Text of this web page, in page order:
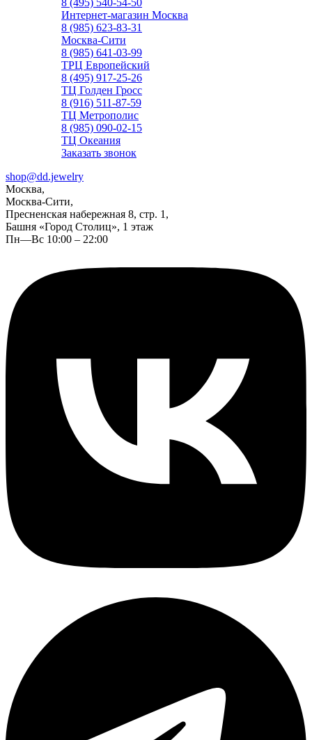
8 (495) 540-54-50
Интернет-магазин Москва
8 (985) 623-83-31
Москва-Сити
8 (985) 641-03-99
ТРЦ Европейский
8 (495) 917-25-26
ТЦ Голден Гросс
8 (916) 511-87-59
ТЦ Метрополис
8 (985) 090-02-15
ТЦ Океания
Заказать звонок
shop@dd.jewelry
Москва,
Москва-Сити,
Пресненская набережная 8, стр. 1,
Башня «Город Столиц», 1 этаж
Пн—Вс 10:00 – 22:00